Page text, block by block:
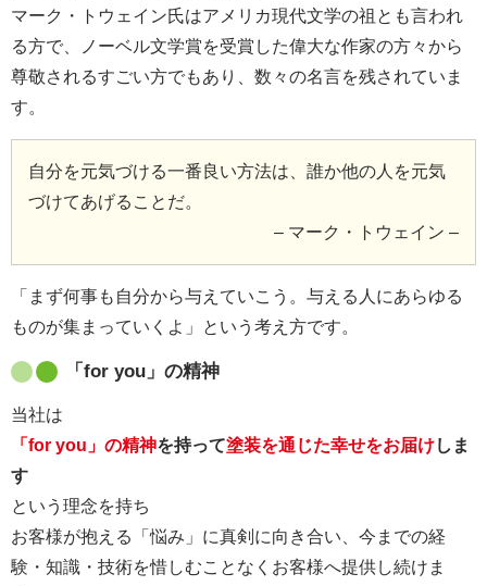
マーク・トウェイン氏はアメリカ現代文学の祖とも言われ
る方で、ノーベル文学賞を受賞した偉大な作家の方々から
尊敬されるすごい方でもあり、数々の名言を残されていま
す。
自分を元気づける一番良い方法は、誰か他の人を元気
づけてあげることだ。
– マーク・トウェイン –
「まず何事も自分から与えていこう。与える人にあらゆる
ものが集まっていくよ」という考え方です。
「for you」の精神
当社は
「for you」の精神を持って塗装を通じた幸せをお届けしま
す
という理念を持ち
お客様が抱える「悩み」に真剣に向き合い、今までの経
験・知識・技術を惜しむことなくお客様へ提供し続けま